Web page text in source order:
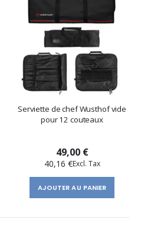
Serviette de chef Wusthof vide
pour 12 couteaux
49,00 €
40,16 €
AJOUTER AU PANIER